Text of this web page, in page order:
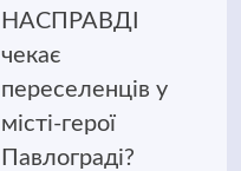
НАСПРАВДІ
чекає
переселенців у
місті-герої
Павлограді?